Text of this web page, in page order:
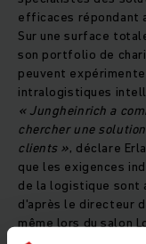
efficaces répondant
Sur une surface
son portfolio de
peuvent
intralogistiques
« Jungheinrich a
chercher une
clients », déclare
que les exigences
de la logistique sont
d'après le directeur
même lors du salon